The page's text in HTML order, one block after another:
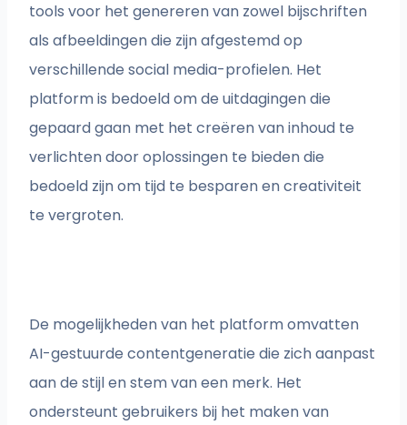
tools voor het genereren van zowel bijschriften
als afbeeldingen die zijn afgestemd op
verschillende social media-profielen. Het
platform is bedoeld om de uitdagingen die
gepaard gaan met het creëren van inhoud te
verlichten door oplossingen te bieden die
bedoeld zijn om tijd te besparen en creativiteit
te vergroten.
De mogelijkheden van het platform omvatten
AI-gestuurde contentgeneratie die zich aanpast
aan de stijl en stem van een merk. Het
ondersteunt gebruikers bij het maken van